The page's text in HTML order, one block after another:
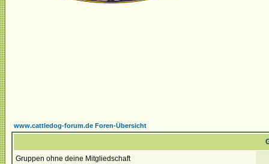
www.cattledog-forum.de Foren-Übersicht
Gruppen ohne deine Mitgliedschaft